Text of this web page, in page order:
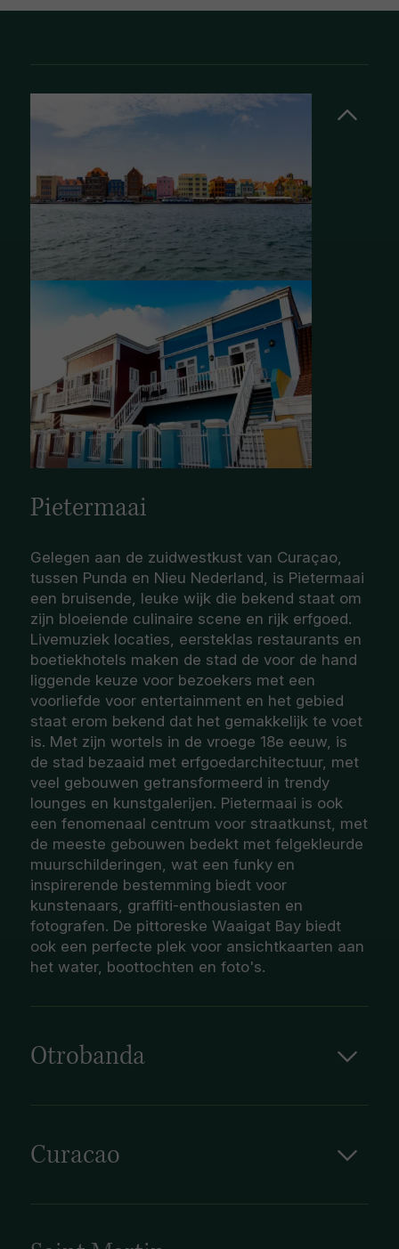
Pietermaai
Gelegen aan de zuidwestkust van Curaçao,
tussen Punda en Nieu Nederland, is Pietermaai
een bruisende, leuke wijk die bekend staat om
zijn bloeiende culinaire scene en rijk erfgoed.
Livemuziek locaties, eersteklas restaurants en
boetiekhotels maken de stad de voor de hand
liggende keuze voor bezoekers met een
voorliefde voor entertainment en het gebied
staat erom bekend dat het gemakkelijk te voet
is. Met zijn wortels in de vroege 18e eeuw, is
de stad bezaaid met erfgoedarchitectuur, met
veel gebouwen getransformeerd in trendy
lounges en kunstgalerijen. Pietermaai is ook
een fenomenaal centrum voor straatkunst, met
de meeste gebouwen bedekt met felgekleurde
muurschilderingen, wat een funky en
inspirerende bestemming biedt voor
kunstenaars, graffiti-enthousiasten en
fotografen. De pittoreske Waaigat Bay biedt
ook een perfecte plek voor ansichtkaarten aan
het water, boottochten en foto's.
Otrobanda
Het is een artistieke wijk met gerestaureerde
koloniale gebouwen, kleurrijke huizen en
Curacao